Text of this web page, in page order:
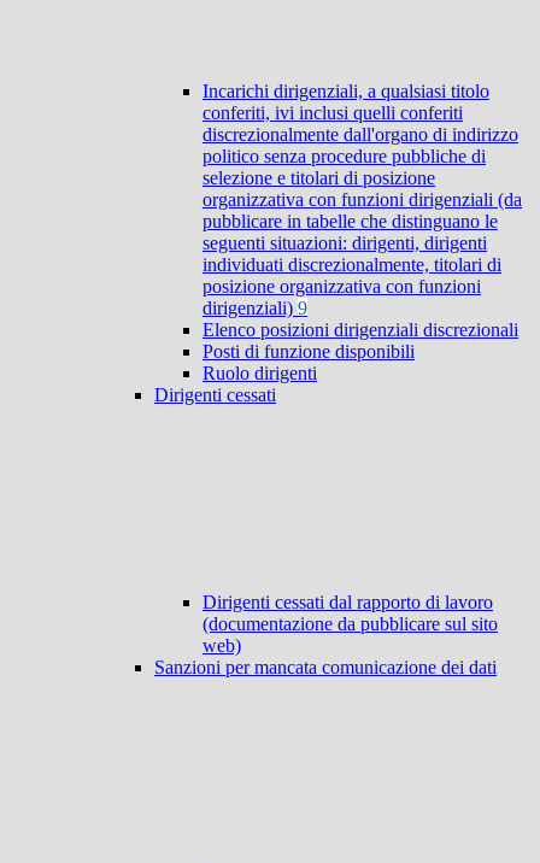
Incarichi dirigenziali, a qualsiasi titolo
conferiti, ivi inclusi quelli conferiti
discrezionalmente dall'organo di indirizzo
politico senza procedure pubbliche di
selezione e titolari di posizione
organizzativa con funzioni dirigenziali (da
pubblicare in tabelle che distinguano le
seguenti situazioni: dirigenti, dirigenti
individuati discrezionalmente, titolari di
posizione organizzativa con funzioni
dirigenziali) 9
Elenco posizioni dirigenziali discrezionali
Posti di funzione disponibili
Ruolo dirigenti
Dirigenti cessati
Dirigenti cessati dal rapporto di lavoro
(documentazione da pubblicare sul sito
web)
Sanzioni per mancata comunicazione dei dati